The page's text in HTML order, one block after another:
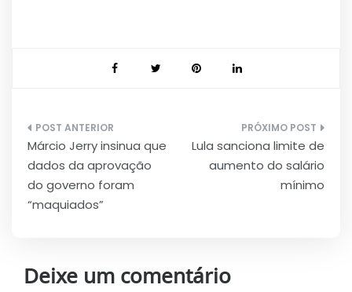
Navegação
de
Post
Márcio Jerry insinua que
dados da aprovação
do governo foram
“maquiados”
Lula sanciona limite de
aumento do salário
mínimo
Deixe um comentário